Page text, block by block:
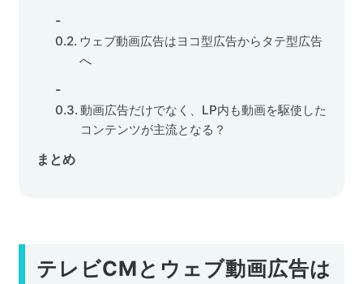
ウェブ動画広告はヨコ型広告からタテ型広告
へ
動画広告だけでなく、LP内も動画を駆使した
コンテンツが主流となる？
まとめ
テレビCMとウェブ動画広告は